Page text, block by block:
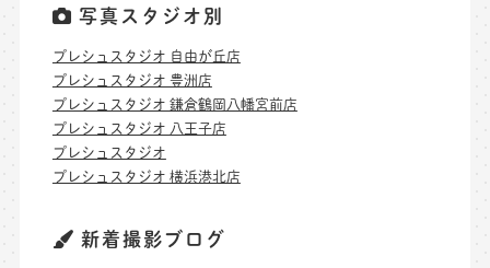
写真スタジオ別
プレシュスタジオ 自由が丘店
プレシュスタジオ 豊洲店
プレシュスタジオ 鎌倉鶴岡八幡宮前店
プレシュスタジオ 八王子店
プレシュスタジオ
プレシュスタジオ 横浜港北店
新着撮影ブログ